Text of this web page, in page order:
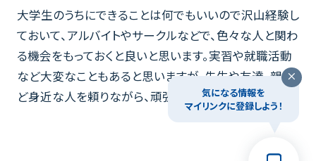
大学生のうちにできることは何でもいいので沢山経験し
ておいて、アルバイトやサークルなどで、色々な人と関わ
る機会をもっておくと良いと思います。実習や就職活動
など大変なこともあると思いますが、先生や友達、親な
ど身近な人を頼りながら、頑張ってください。
気になる情報を
マイリンクに登録しよう！